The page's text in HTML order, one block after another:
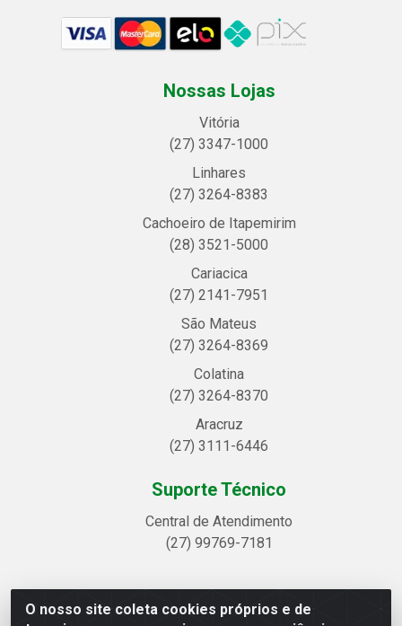
O nosso site coleta cookies próprios e de
Nossas Lojas
Vitória
(27) 3347-1000
Linhares
(27) 3264-8383
Cachoeiro de Itapemirim
(28) 3521-5000
Cariacica
(27) 2141-7951
São Mateus
(27) 3264-8369
Colatina
(27) 3264-8370
Aracruz
(27) 3111-6446
Suporte Técnico
Central de Atendimento
(27) 99769-7181
Linhavix Distribuidora LTDA - Avenida Alegre, 2521 -